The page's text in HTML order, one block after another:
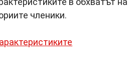
членики.